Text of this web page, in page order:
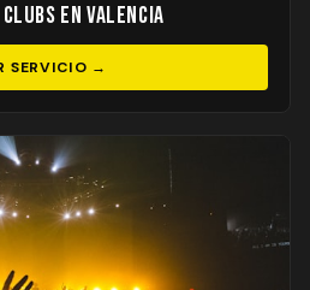
en Valencia
SERVICIO →